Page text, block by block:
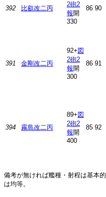
392 比叡改二丙
2砲2
報開
330
86 90
391 金剛改二丙
92+ 図
2砲2
報開
300
86 91
394 霧島改二丙
89+ 図
2砲2
報開
400
85 92
備考が無ければ艦種・射程は基本
は均等。